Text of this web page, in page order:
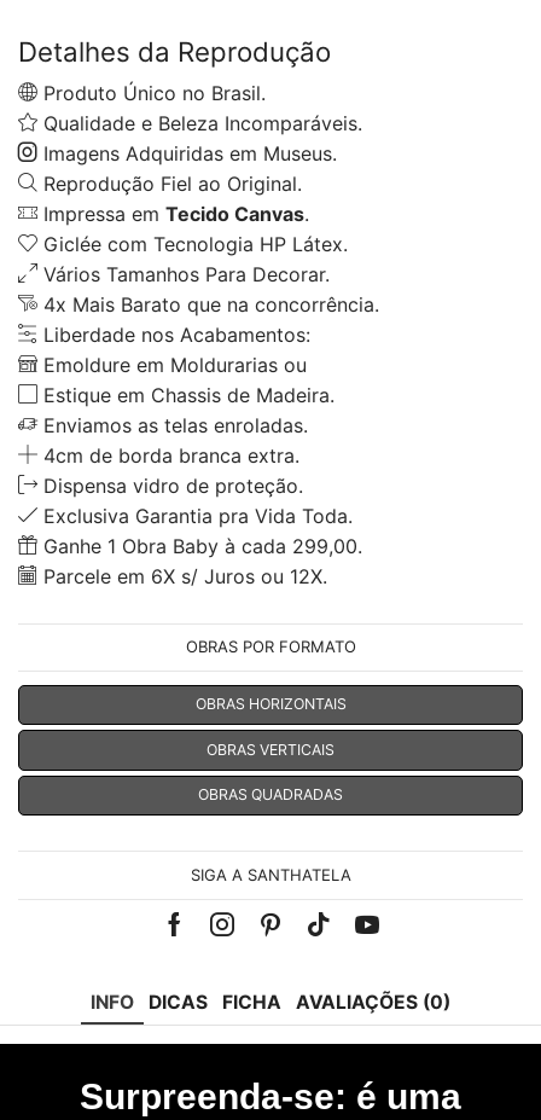
Detalhes da Reprodução
Produto Único no Brasil.
Qualidade e Beleza Incomparáveis.
Imagens Adquiridas em Museus.
Reprodução Fiel ao Original.
Impressa em Tecido Canvas.
Giclée com Tecnologia HP Látex.
Vários Tamanhos Para Decorar.
4x Mais Barato que na concorrência.
Liberdade nos Acabamentos:
Emoldure em Moldurarias ou
Estique em Chassis de Madeira.
Enviamos as telas enroladas.
4cm de borda branca extra.
Dispensa vidro de proteção.
Exclusiva Garantia pra Vida Toda.
Ganhe 1 Obra Baby à cada 299,00.
Parcele em 6X s/ Juros ou 12X.
OBRAS POR FORMATO
OBRAS HORIZONTAIS
OBRAS VERTICAIS
OBRAS QUADRADAS
SIGA A SANTHATELA
FacebookInstagramPinterest
Tik-Youtube
INFO DICAS FICHA AVALIAÇÕES (0)
Surpreenda-se: é uma